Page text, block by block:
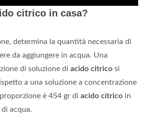
citrico in casa?
determina la quantità necessaria di
da aggiungere in acqua. Una
di soluzione di acido citrico si
a una soluzione a concentrazione
è 454 gr di acido citrico in
acqua.